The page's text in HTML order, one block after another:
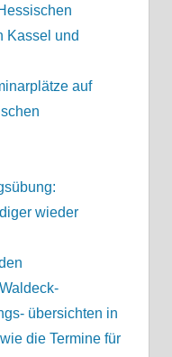
Kassel und
auf
wieder
übersichten in
die Termine für